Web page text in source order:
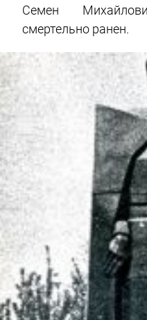
Семен
смертельно ранен.